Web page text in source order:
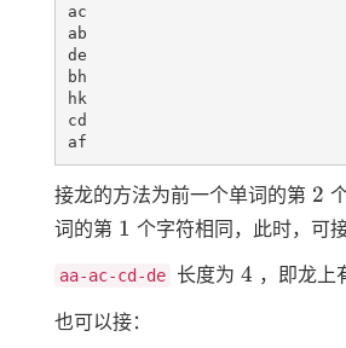
ac
ab
de
bh
hk
cd
接龙的方法为前一个单词的第 2
2
词的第 1
1 个字符相同，此时，可
aa-ac-cd-de 长度为 4
4 ，即龙上
也可以接：